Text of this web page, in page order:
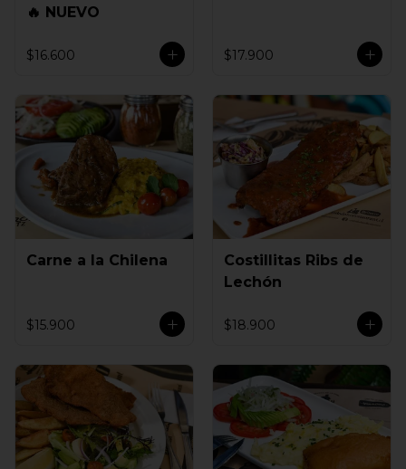
🔥 NUEVO
$16.600 $17.900
Carne a la Chilena
$15.900
Costillitas Ribs de
Lechón
$18.900